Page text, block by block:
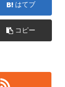
はてブ
コピー